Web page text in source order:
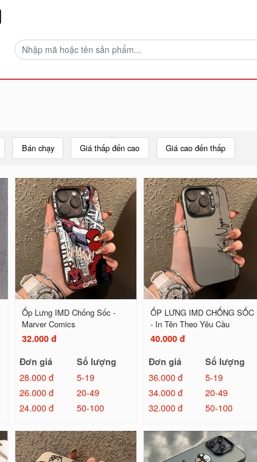
Bán chạy Giá thấp đến cao Giá cao đến thấp
Ốp Lưng IMD Chống Sốc -
Marver Comics
32.000 đ
Đơn giá
Số lượng
28.000 đ
5-19
26.000 đ
20-49
24.000 đ
50-100
ỐP LƯNG IMD CHỐNG SỐC
- In Tên Theo Yêu Cầu
40.000 đ
Đơn giá
Số lượng
36.000 đ
5-19
34.000 đ
20-49
32.000 đ
50-100